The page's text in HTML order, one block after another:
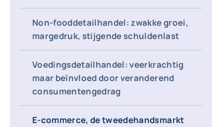
Non-fooddetailhandel: zwakke groei,
margedruk, stijgende schuldenlast
Voedingsdetailhandel: veerkrachtig
maar beïnvloed door veranderend
consumentengedrag
E-commerce, de tweedehandsmarkt